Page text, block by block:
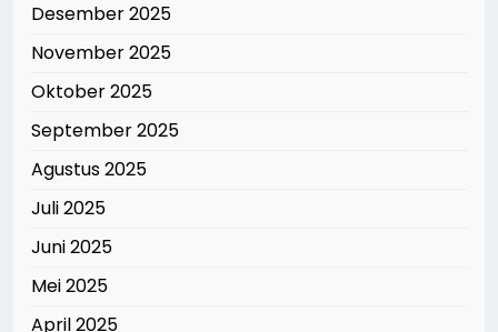
Desember 2025
November 2025
Oktober 2025
September 2025
Agustus 2025
Juli 2025
Juni 2025
Mei 2025
April 2025